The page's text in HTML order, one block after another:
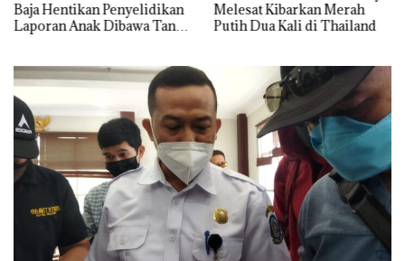
Baja Hentikan Penyelidikan
Laporan Anak Dibawa Tanpa
Melesat Kibarkan Merah
Putih Dua Kali di Thailand